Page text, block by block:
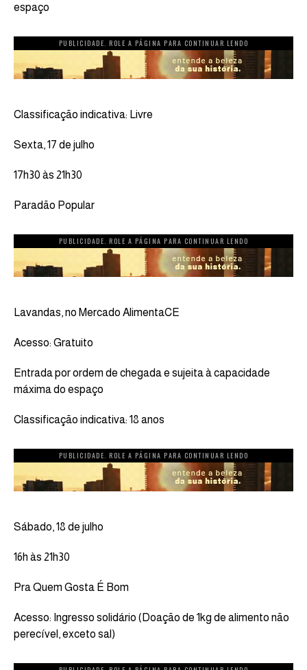
espaço
PUBLICIDADE. ROLE A PÁGINA PARA CONTINUAR LENDO
Classificação indicativa: Livre
Sexta, 17 de julho
17h30 às 21h30
Paradão Popular
PUBLICIDADE. ROLE A PÁGINA PARA CONTINUAR LENDO
Lavandas, no Mercado AlimentaCE
Acesso: Gratuito
Entrada por ordem de chegada e sujeita à capacidade
máxima do espaço
Classificação indicativa: 18 anos
PUBLICIDADE. ROLE A PÁGINA PARA CONTINUAR LENDO
Sábado, 18 de julho
16h às 21h30
Pra Quem Gosta É Bom
Acesso: Ingresso solidário (Doação de 1kg de alimento não
perecível, exceto sal)